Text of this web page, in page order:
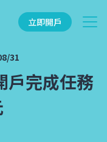
立即開戶
31
完成任務